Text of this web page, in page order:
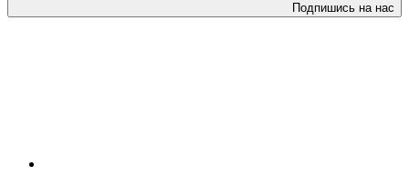
Подпишись на нас